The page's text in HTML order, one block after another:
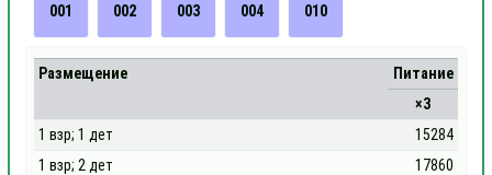
001 002 003 004 010
Размещение
Питание
×3
1 взр; 1 дет
15284
1 взр; 2 дет
17860